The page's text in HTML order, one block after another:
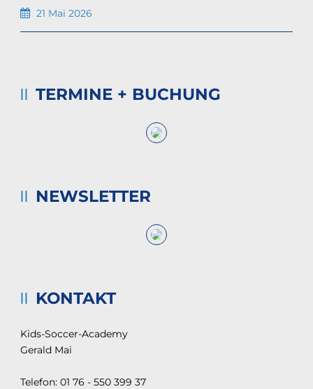
21 Mai 2026
TERMINE + BUCHUNG
NEWSLETTER
KONTAKT
Kids-Soccer-Academy
Gerald Mai
Telefon: 01 76 - 550 399 37